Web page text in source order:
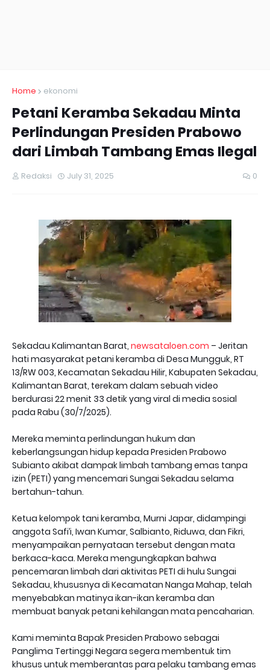
Home ekonomi
Petani Keramba Sekadau Minta
Perlindungan Presiden Prabowo
dari Limbah Tambang Emas Ilegal
Redaksi July 31, 2025 0
Sekadau Kalimantan Barat, newsataloen.com – Jeritan
hati masyarakat petani keramba di Desa Mungguk, RT
13/RW 003, Kecamatan Sekadau Hilir, Kabupaten Sekadau,
Kalimantan Barat, terekam dalam sebuah video
berdurasi 22 menit 33 detik yang viral di media sosial
pada Rabu (30/7/2025).
Mereka meminta perlindungan hukum dan
keberlangsungan hidup kepada Presiden Prabowo
Subianto akibat dampak limbah tambang emas tanpa
izin (PETI) yang mencemari Sungai Sekadau selama
bertahun-tahun.
Ketua kelompok tani keramba, Murni Japar, didampingi
anggota Safi’i, Iwan Kumar, Salbianto, Riduwa, dan Fikri,
menyampaikan pernyataan tersebut dengan mata
berkaca-kaca. Mereka mengungkapkan bahwa
pencemaran limbah dari aktivitas PETI di hulu Sungai
Sekadau, khususnya di Kecamatan Nanga Mahap, telah
menyebabkan matinya ikan-ikan keramba dan
membuat banyak petani kehilangan mata pencaharian.
Kami meminta Bapak Presiden Prabowo sebagai
Panglima Tertinggi Negara segera membentuk tim
khusus untuk memberantas para pelaku tambang emas